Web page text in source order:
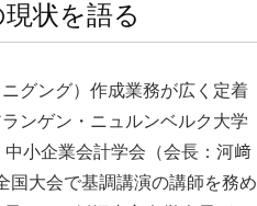
状を語る
グング）作成業務が広く定着
ンゲン・ニュルンベルク大学
中小企業会計学会（会長：河﨑
国大会で基調講演の講師を務め